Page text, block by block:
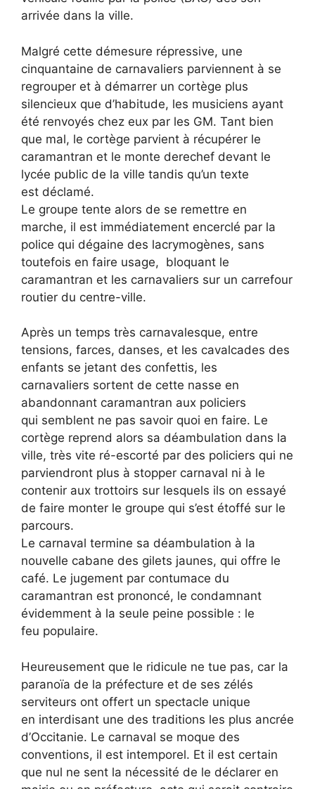
arrivée dans la ville.
Malgré cette démesure répressive, une
cinquantaine de carnavaliers parviennent à se
regrouper et à démarrer un cortège plus
silencieux que d’habitude, les musiciens ayant
été renvoyés chez eux par les GM. Tant bien
que mal, le cortège parvient à récupérer le
caramantran et le monte derechef devant le
lycée public de la ville tandis qu’un texte
est déclamé.
Le groupe tente alors de se remettre en
marche, il est immédiatement encerclé par la
police qui dégaine des lacrymogènes, sans
toutefois en faire usage, bloquant le
caramantran et les carnavaliers sur un carrefour
routier du centre-ville.
Après un temps très carnavalesque, entre
tensions, farces, danses, et les cavalcades des
enfants se jetant des confettis, les
carnavaliers sortent de cette nasse en
abandonnant caramantran aux policiers
qui semblent ne pas savoir quoi en faire. Le
cortège reprend alors sa déambulation dans la
ville, très vite ré-escorté par des policiers qui ne
parviendront plus à stopper carnaval ni à le
contenir aux trottoirs sur lesquels ils on essayé
de faire monter le groupe qui s’est étoffé sur le
parcours.
Le carnaval termine sa déambulation à la
nouvelle cabane des gilets jaunes, qui offre le
café. Le jugement par contumace du
caramantran est prononcé, le condamnant
évidemment à la seule peine possible : le
feu populaire.
Heureusement que le ridicule ne tue pas, car la
paranoïa de la préfecture et de ses zélés
serviteurs ont offert un spectacle unique
en interdisant une des traditions les plus ancrée
d’Occitanie. Le carnaval se moque des
conventions, il est intemporel. Et il est certain
que nul ne sent la nécessité de le déclarer en